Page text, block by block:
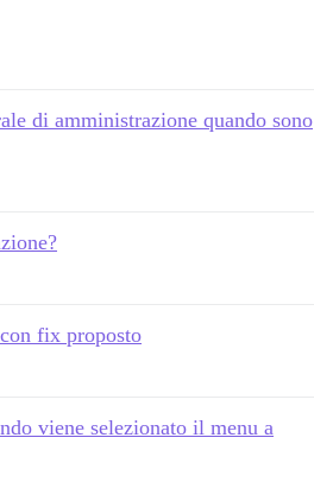
di amministrazione quando sono
fix proposto
viene selezionato il menu a